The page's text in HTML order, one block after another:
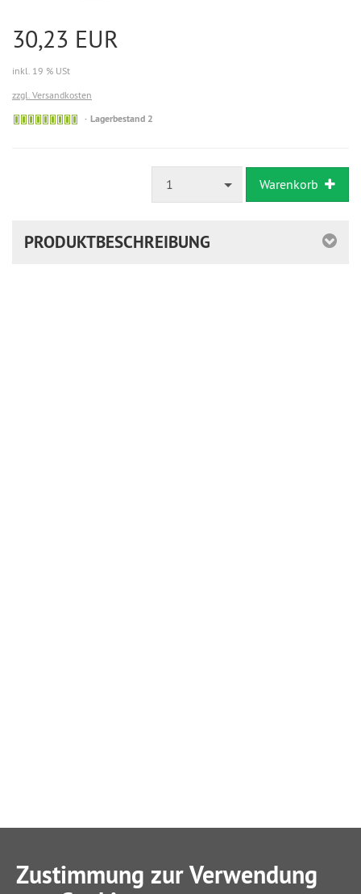
30,23 EUR
inkl. 19 % USt
zzgl. Versandkosten
Lagerbestand 2
1 Warenkorb
PRODUKTBESCHREIBUNG
Zustimmung zur Verwendung